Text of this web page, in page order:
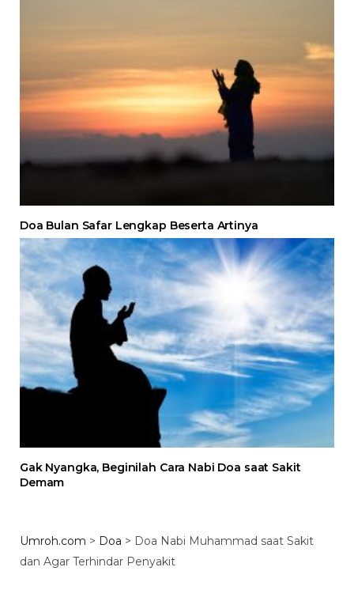
Doa Bulan Safar Lengkap Beserta Artinya
Gak Nyangka, Beginilah Cara Nabi Doa saat Sakit
Demam
Umroh.com > Doa > Doa Nabi Muhammad saat Sakit
dan Agar Terhindar Penyakit